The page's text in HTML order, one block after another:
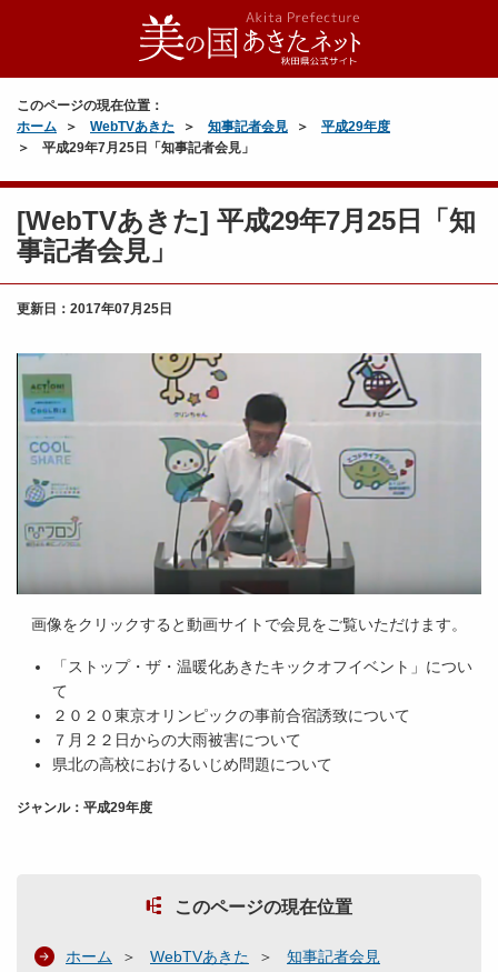
このページの現在位置：
ホーム
WebTVあきた 知事記者会見
平成29年度
平成29年7月25日「知事記者会見」
[WebTVあきた] 平成29年7月25日「知
事記者会見」
更新日： 2017年07月25日
画像をクリックすると動画サイトで会見をご覧いただけます。
「ストップ・ザ・温暖化あきたキックオフイベント」につい
て
２０２０東京オリンピックの事前合宿誘致について
７月２２日からの大雨被害について
県北の高校におけるいじめ問題について
ジャンル：平成29年度
このページの現在位置
ホーム WebTVあきた
知事記者会見